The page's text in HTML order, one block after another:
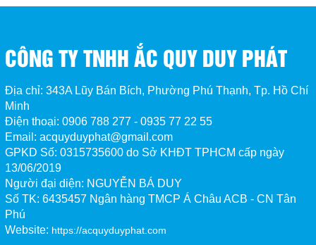
CÔNG TY TNHH ẮC QUY DUY PHÁT
Địa chỉ: 343A Lũy Bán Bích, Phường Phú Thạnh, Tp. Hồ Chí
Minh
Điện thoại: 0906 788 277 - 0935 77 22 55
Email: acquyduyphat@gmail.com
GPKD Số: 0315735600 do Sở KHĐT TPHCM cấp ngày
13/06/2019
Người đại diện: NGUYỄN BÁ DUY
Số TK: 6435457 Ngân hàng TMCP Á Châu ACB - CN Tân
Phú
Website: https://acquyduyphat.com